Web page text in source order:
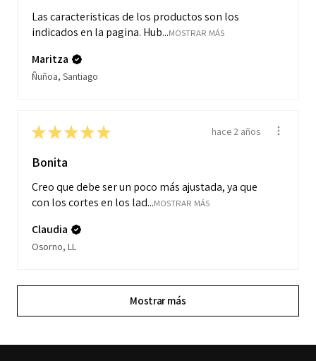
Las caracteristicas de los productos son los
indicados en la pagina. Hub...MOSTRAR MÁS
Maritza
Ñuñoa, Santiago
★★★★★ hace 2 años
Bonita
Creo que debe ser un poco más ajustada, ya que
con los cortes en los lad...MOSTRAR MÁS
Claudia
Osorno, LL
Mostrar más